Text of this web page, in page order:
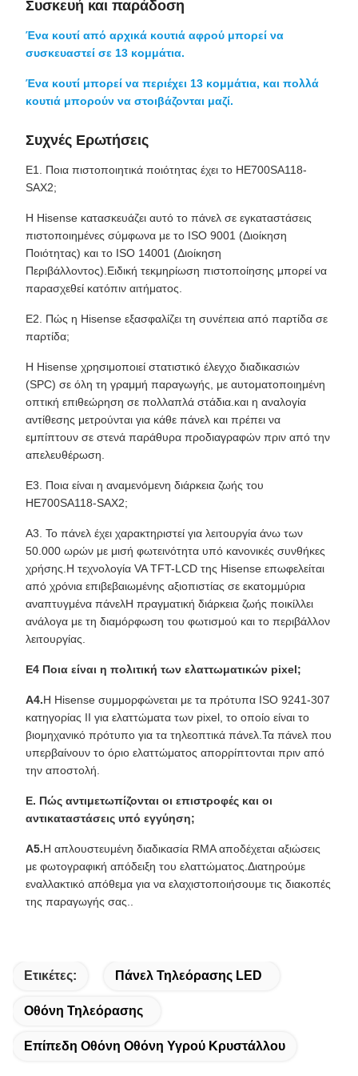
Συσκευή και παράδοση
Ένα κουτί από αρχικά κουτιά αφρού μπορεί να
συσκευαστεί σε 13 κομμάτια.
Ένα κουτί μπορεί να περιέχει 13 κομμάτια, και πολλά
κουτιά μπορούν να στοιβάζονται μαζί.
Συχνές Ερωτήσεις
Ε1. Ποια πιστοποιητικά ποιότητας έχει το HE700SA118-
SAX2;
Η Hisense κατασκευάζει αυτό το πάνελ σε εγκαταστάσεις
πιστοποιημένες σύμφωνα με το ISO 9001 (Διοίκηση
Ποιότητας) και το ISO 14001 (Διοίκηση
Περιβάλλοντος).Ειδική τεκμηρίωση πιστοποίησης μπορεί να
παρασχεθεί κατόπιν αιτήματος.
Ε2. Πώς η Hisense εξασφαλίζει τη συνέπεια από παρτίδα σε
παρτίδα;
Η Hisense χρησιμοποιεί στατιστικό έλεγχο διαδικασιών
(SPC) σε όλη τη γραμμή παραγωγής, με αυτοματοποιημένη
οπτική επιθεώρηση σε πολλαπλά στάδια.και η αναλογία
αντίθεσης μετρούνται για κάθε πάνελ και πρέπει να
εμπίπτουν σε στενά παράθυρα προδιαγραφών πριν από την
απελευθέρωση.
Ε3. Ποια είναι η αναμενόμενη διάρκεια ζωής του
HE700SA118-SAX2;
Α3. Το πάνελ έχει χαρακτηριστεί για λειτουργία άνω των
50.000 ωρών με μισή φωτεινότητα υπό κανονικές συνθήκες
χρήσης.Η τεχνολογία VA TFT-LCD της Hisense επωφελείται
από χρόνια επιβεβαιωμένης αξιοπιστίας σε εκατομμύρια
αναπτυγμένα πάνελΗ πραγματική διάρκεια ζωής ποικίλλει
ανάλογα με τη διαμόρφωση του φωτισμού και το περιβάλλον
λειτουργίας.
Ε4 Ποια είναι η πολιτική των ελαττωματικών pixel;
Α4.Η Hisense συμμορφώνεται με τα πρότυπα ISO 9241-307
κατηγορίας II για ελαττώματα των pixel, το οποίο είναι το
βιομηχανικό πρότυπο για τα τηλεοπτικά πάνελ.Τα πάνελ που
υπερβαίνουν το όριο ελαττώματος απορρίπτονται πριν από
την αποστολή.
Ε. Πώς αντιμετωπίζονται οι επιστροφές και οι
αντικαταστάσεις υπό εγγύηση;
Α5.Η απλουστευμένη διαδικασία RMA αποδέχεται αξιώσεις
με φωτογραφική απόδειξη του ελαττώματος.Διατηρούμε
εναλλακτικό απόθεμα για να ελαχιστοποιήσουμε τις διακοπές
της παραγωγής σας..
Ετικέτες: Πάνελ Τηλεόρασης LED
Οθόνη Τηλεόρασης
Επίπεδη Οθόνη Οθόνη Υγρού Κρυστάλλου